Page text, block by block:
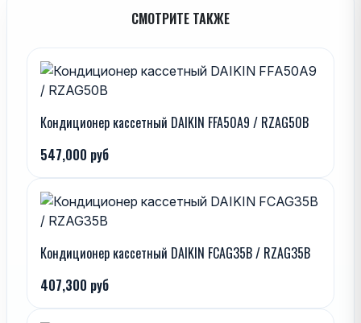
СМОТРИТЕ ТАКЖЕ
Кондиционер кассетный DAIKIN FFA50A9 / RZAG50B
547,000 руб
Кондиционер кассетный DAIKIN FCAG35B / RZAG35B
407,300 руб